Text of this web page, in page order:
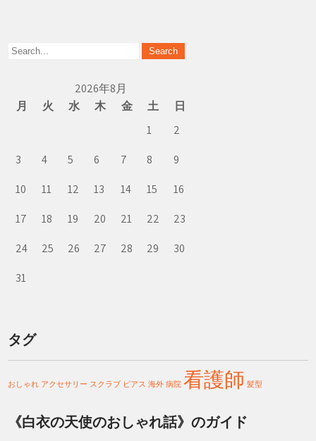
2026年8月
月
火 水 木 金 土
日
1
2
3
4 5 6 7 8
9
10
11 12 13 14 15
16
17
18 19 20 21 22
23
24
25 26 27 28 29
30
31
タグ
おしゃれ アクセサリー スクラブ ピアス 海外 病院 看護師 髪型
《白衣の天使のおしゃれ話》のガイド